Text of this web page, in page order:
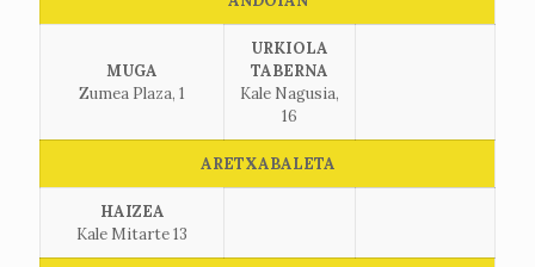
MUGA
Zumea Plaza, 1
URKIOLA
TABERNA
Kale Nagusia,
16
ARETXABALETA
HAIZEA
Kale Mitarte 13